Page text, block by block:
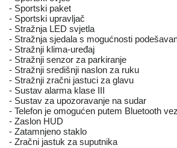
- Sportski paket
- Sportski upravljač
- Stražnja LED svjetla
- Stražnja sjedala s mogućnosti
- Stražnji klima-uređaj
- Stražnji senzor za parkiranje
- Stražnji središnji naslon za ruku
- Stražnji zračni jastuci za glavu
- Sustav alarma klase III
- Sustav za upozoravanje na sudar
- Telefon je omogućen putem Bluetooth
- Zaslon HUD
- Zatamnjeno staklo
- Zračni jastuk za suputnika